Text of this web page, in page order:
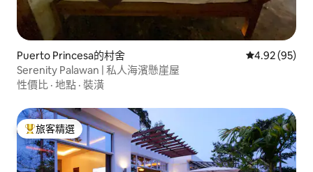
Puerto Princesa的村舍 從 95 則評價
4.92 (95)
Serenity Palawan | 私人海濱懸崖屋
性價比 · 地點 · 裝潢
旅客精選榜首
旅客精選